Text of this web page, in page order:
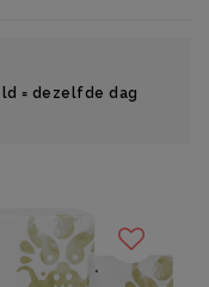
= dezelfde dag